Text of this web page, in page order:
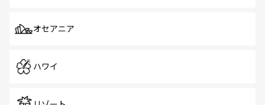
オセアニア
ハワイ